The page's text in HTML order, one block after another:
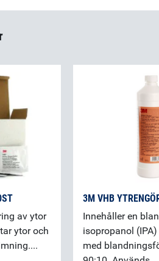
av ytor
ytor och
3M VHB
Innehåller en
isopropanol
med